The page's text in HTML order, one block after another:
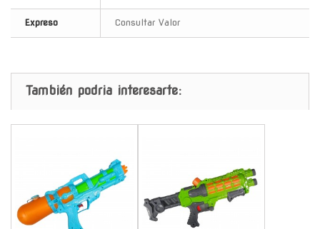
Expreso Consultar Valor
También podria interesarte: